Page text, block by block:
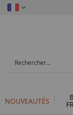
NOUVEAUTÉS